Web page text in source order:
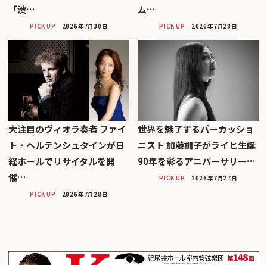
「渋…
PICK UP 2026年7月30日
ム…
PICK UP 2026年7月28日
大注目のヴィオラ奏者 ファイ
ト・ヘルテンシュタインが日
経ホールでリサイタルを開
催…
PICK UP 2026年7月28日
世界を魅了するパーカッショ
ニスト 加藤訓子がライヒ生誕
90年を彩るアニバーサリー…
PICK UP 2026年7月27日